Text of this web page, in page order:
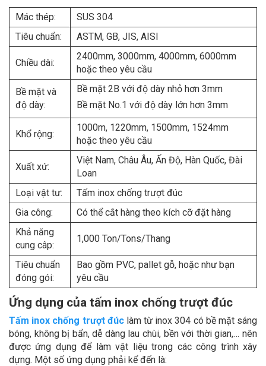
Mác thép:
SUS 304
Tiêu chuẩn:
ASTM, GB, JIS, AISI
Chiều dài:
2400mm, 3000mm, 4000mm, 6000mm
hoặc theo yêu cầu
Bề mặt và
độ dày:
Bề mặt 2B với độ dày nhỏ hơn 3mm
Bề mặt No.1 với độ dày lớn hơn 3mm
Khổ rộng:
1000m, 1220mm, 1500mm, 1524mm
hoặc theo yêu cầu
Xuất xứ:
Việt Nam, Châu Âu, Ấn Độ, Hàn Quốc, Đài
Loan
Loại vật tư:
Tấm inox chống trượt đúc
Gia công:
Có thể cắt hàng theo kích cỡ đặt hàng
Khả năng
cung câp:
1,000 Ton/Tons/Thang
Tiêu chuẩn
đóng gói:
Bao gồm PVC, pallet gỗ, hoặc như bạn
yêu cầu
Ứng dụng của tấm inox chống trượt đúc
Tấm inox chống trượt đúclàm từ inox 304 có bề mặt sáng
bóng, không bị bẩn, dễ dàng lau chùi, bền với thời gian,… nên
được ứng dụng để làm vật liệu trong các công trình xây
dựng. Một số ứng dụng phải kể đến là: